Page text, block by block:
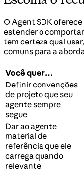
O Agent SDK
estender o
tem certeza qual
comuns para a
Você quer…
Definir convenções
de projeto que seu
agente sempre
segue
Dar ao agente
material de
referência que ele
carrega quando
relevante